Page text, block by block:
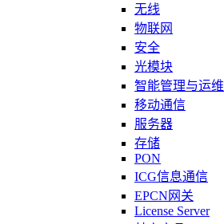
无线
物联网
安全
光模块
智能管理与运维
移动通信
服务器
存储
PON
ICG信息通信
EPCN网关
License Server